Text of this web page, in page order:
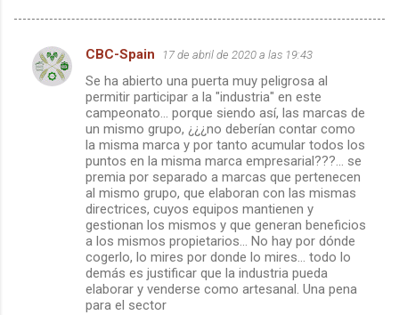
C
CBC-Spain 17 de abril de 2020 a las 19:43
Se ha abierto una puerta muy peligrosa al
permitir participar a la "industria" en este
campeonato... porque siendo así, las marcas de
un mismo grupo, ¿¿¿no deberían contar como
la misma marca y por tanto acumular todos los
puntos en la misma marca empresarial???... se
premia por separado a marcas que pertenecen
al mismo grupo, que elaboran con las mismas
directrices, cuyos equipos mantienen y
gestionan los mismos y que generan beneficios
a los mismos propietarios... No hay por dónde
cogerlo, lo mires por donde lo mires... todo lo
demás es justificar que la industria pueda
elaborar y venderse como artesanal. Una pena
para el sector